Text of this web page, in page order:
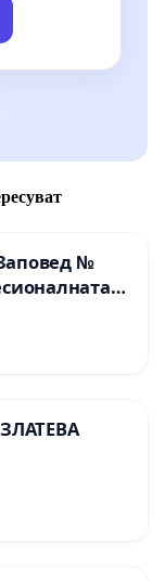
№
в
и